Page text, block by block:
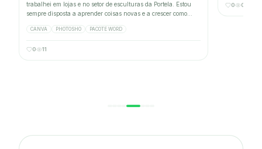
trabalhei em lojas e no setor de esculturas da Portela. Estou
sempre disposta a aprender coisas novas e a crescer como
CANVA PHOTOSHO PACOTE WORD
0 11
0 0